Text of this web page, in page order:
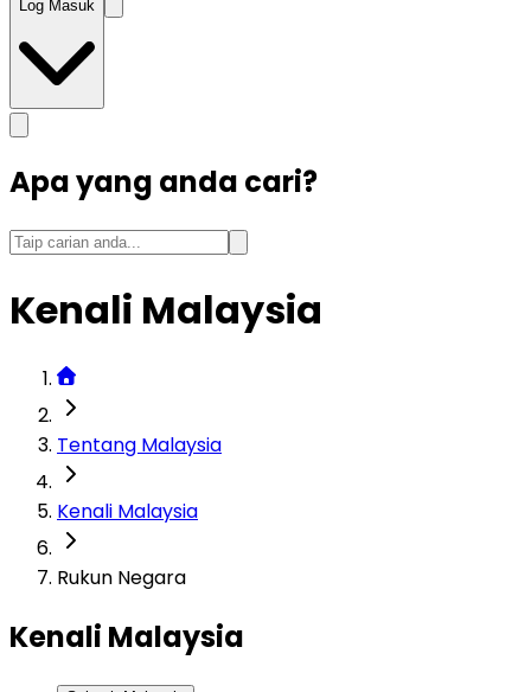
Log Masuk
Apa yang anda cari?
Kenali Malaysia
Tentang Malaysia
Kenali Malaysia
Rukun Negara
Kenali Malaysia